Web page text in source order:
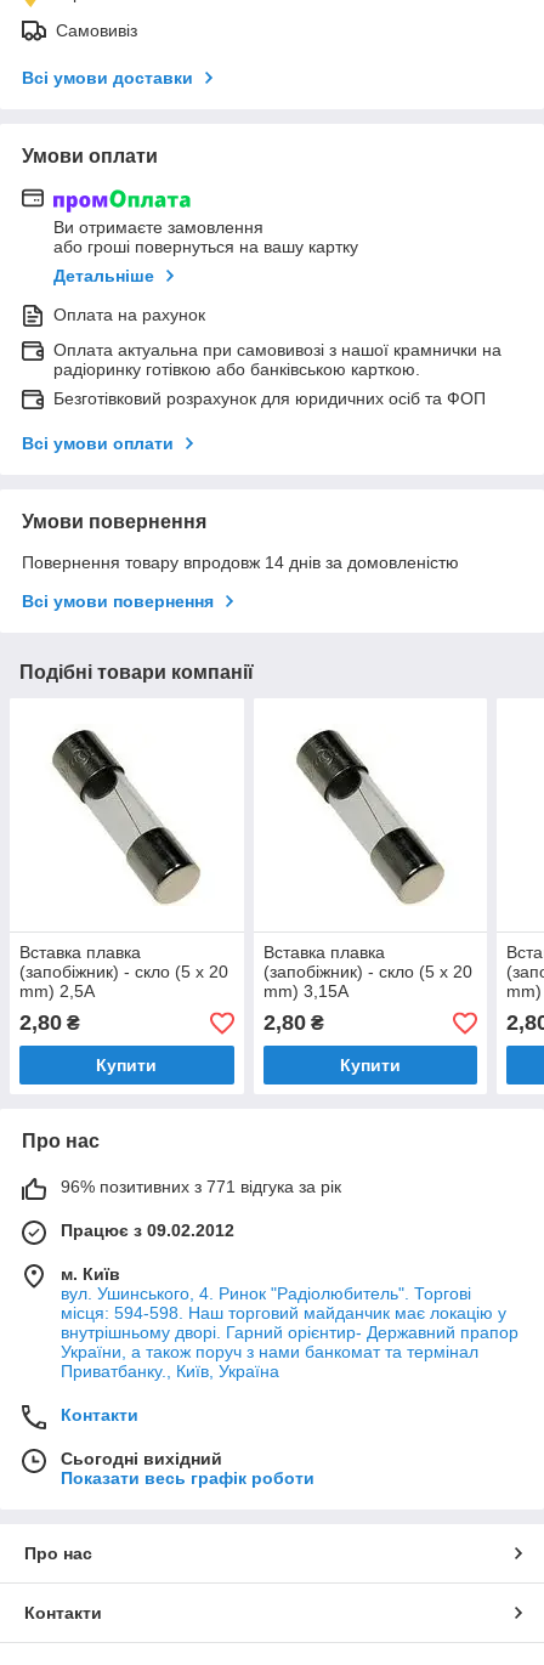
Самовивіз
Всі умови доставки
Умови оплати
Ви отримаєте замовлення
або гроші повернуться на вашу картку
Детальніше
Оплата на рахунок
Оплата актуальна при самовивозі з нашої крамнички на
радіоринку готівкою або банківською карткою.
Безготівковий розрахунок для юридичних осіб та ФОП
Всі умови оплати
Умови повернення
Повернення товару впродовж 14 днів за домовленістю
Всі умови повернення
Подібні товари компанії
Вставка плавка
(запобіжник) - скло (5 x 20
mm) 2,5A
2,80 ₴
Купити
Вставка плавка
(запобіжник) - скло (5 x 20
mm) 3,15A
2,80₴
Купити
Про нас
96% позитивних з 771 відгука за рік
Працює з 09.02.2012
м. Київ
вул. Ушинського, 4. Ринок "Радіолюбитель". Торгові
місця: 594-598. Наш торговий майданчик має локацію у
внутрішньому дворі. Гарний орієнтир- Державний прапор
України, а також поруч з нами банкомат та термінал
Приватбанку., Київ, Україна
Контакти
Сьогодні вихідний
Показати весь графік роботи
Про нас
Контакти